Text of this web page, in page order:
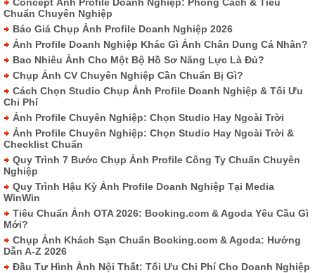
Chuẩn Chuyên Nghiệp
Báo Giá Chụp Ảnh Profile Doanh Nghiệp 2026
Ảnh Profile Doanh Nghiệp Khác Gì Ảnh Chân Dung Cá Nhân?
Bao Nhiêu Ảnh Cho Một Bộ Hồ Sơ Năng Lực Là Đủ?
Chụp Ảnh CV Chuyên Nghiệp Cần Chuẩn Bị Gì?
Cách Chọn Studio Chụp Ảnh Profile Doanh Nghiệp & Tối Ưu
Chi Phí
Ảnh Profile Chuyên Nghiệp: Chọn Studio Hay Ngoài Trời
Ảnh Profile Chuyên Nghiệp: Chọn Studio Hay Ngoài Trời &
Checklist Chuẩn
Quy Trình 7 Bước Chụp Ảnh Profile Công Ty Chuẩn Chuyên
Nghiệp
Quy Trình Hậu Kỳ Ảnh Profile Doanh Nghiệp Tại Media
WinWin
Tiêu Chuẩn Ảnh OTA 2026: Booking.com & Agoda Yêu Cầu Gì
Mới?
Chụp Ảnh Khách Sạn Chuẩn Booking.com & Agoda: Hướng
Dẫn A-Z 2026
Đầu Tư Hình Ảnh Nội Thất: Tối Ưu Chi Phí Cho Doanh Nghiệp